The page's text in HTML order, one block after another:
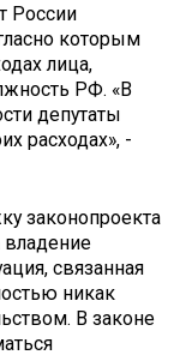
России
которым
лица,
РФ. «В
депутаты
расходах», -
законопроекта
владение
связанная
никак
В законе